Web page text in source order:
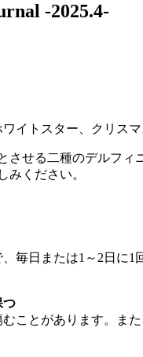
-2025.4-
イトスター、クリス
させる二種のデルフ
みください。
毎日または1～2日に
つ
ことがあります。ま